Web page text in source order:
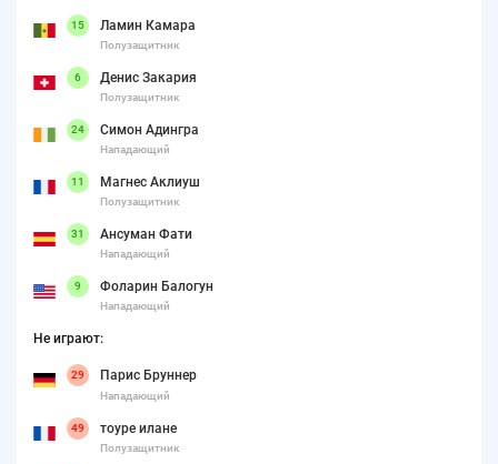
15 Ламин Камара
Полузащитник
6 Денис Закария
Полузащитник
24 Симон Адингра
Нападающий
11 Магнес Аклиуш
Полузащитник
31 Ансуман Фати
Нападающий
9 Фоларин Балогун
Нападающий
Не играют:
29 Парис Бруннер
Нападающий
49 тоуре илане
Полузащитник